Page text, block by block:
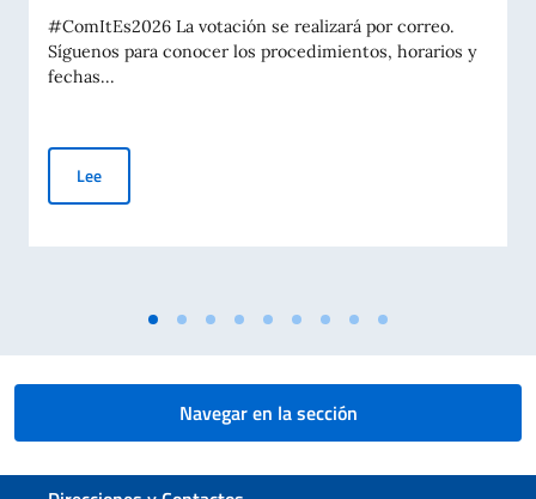
#ComItEs2026 La votación se realizará por correo.
Síguenos para conocer los procedimientos, horarios y
fechas...
LeeElecciones COM.IT.ES. 2026
Navegar en la sección